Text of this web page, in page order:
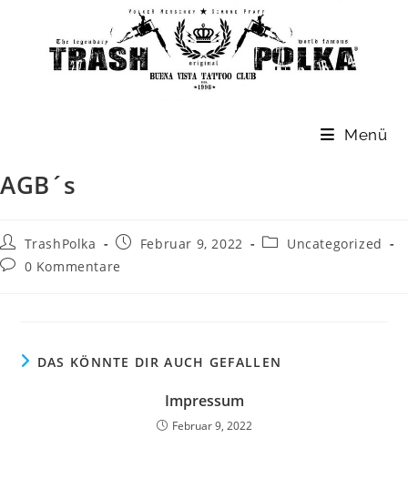
springen
Menü
AGB´s
Beitrags-
Autor:
TrashPolka
BeitragFebruar 9, 2022
Beitrags-
Uncategorized
Beitrags-
0 Kommentare
DAS KÖNNTE DIR AUCH GEFALLEN
Impressum
Februar 9, 2022